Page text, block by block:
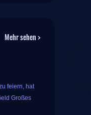
Mehr sehen >
feiern, hat
Großes